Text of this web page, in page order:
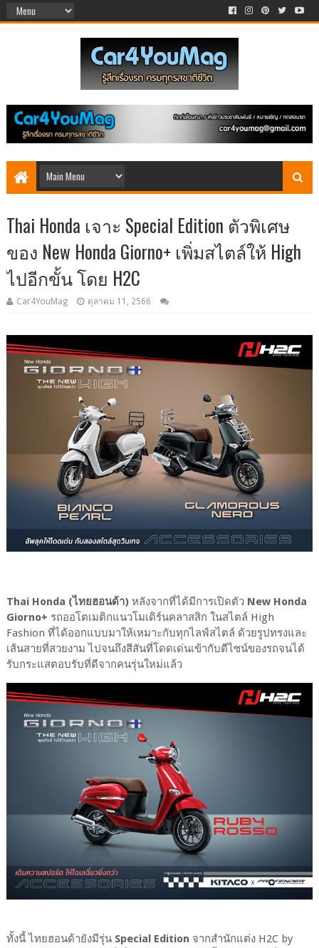
Thai Honda เจาะ Special Edition ตัวพิเศษ
ของ New Honda Giorno+ เพิ่มสไตล์ให้ High
ไปอีกขั้น โดย H2C
Car4YouMag ตุลาคม 11, 2566
Thai Honda (ไทยฮอนด้า)หลังจากที่ได้มีการเปิดตัว New Honda
Giorno+ รถออโตเมติกแนวโมเดิร์นคลาสสิก ในสไตล์ High
Fashion ที่ได้ออกแบบมาให้เหมาะกับทุกไลฟ์สไตล์ ด้วยรูปทรงและ
เส้นสายที่สวยงาม ไปจนถึงสีสันที่โดดเด่นเข้ากับดีไซน์ของรถจนได้
รับกระแสตอบรับที่ดีจากคนรุ่นใหม่แล้ว
ทั้งนี้ ไทยฮอนด้ายังมีรุ่น Special Edition จากสำนักแต่ง H2C by